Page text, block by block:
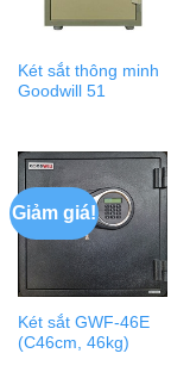
Két sắt thông minh
Goodwill 51
Giảm giá!
Két sắt GWF-46E
(C46cm, 46kg)